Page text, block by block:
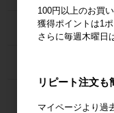
６輪台車
100円以上のお買
獲得ポイントは1
さらに毎週木曜日
リピート注文も
マイページより過